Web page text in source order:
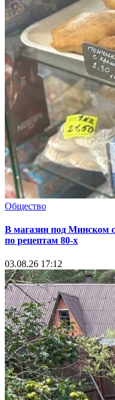
Общество
В магазин под Минском
по рецептам 80-х
03.08.26 17:12